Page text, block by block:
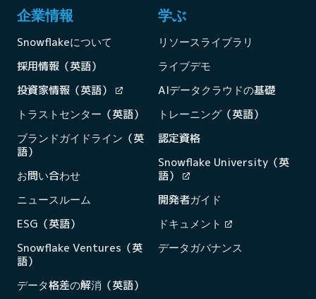
企業情報
Snowflakeについて
採用情報（英語）
投資家情報（英語）
トラストセンター（英語）
ブランドガイドライン（英
語）
お問い合わせ
ニュースルーム
ESG（英語）
Snowflake Ventures（英
語）
データ格差の解消（英語）
学ぶ
リソースライブラリ
ライブデモ
AIデータクラウドの基礎
トレーニング（英語）
認定資格
Snowflake University（英
語）
開発者ガイド
ドキュメント
データガバナンス